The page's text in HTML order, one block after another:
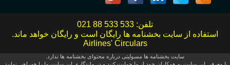
تلفن: 021 88 533 533
استفاده از سایت بخشنامه ها رایگان است و رایگان خواهد ماند.
Airlines' Circulars
سایت بخشنامه ها مسولیتی درباره محتوای بخشنامه ها ندارد.